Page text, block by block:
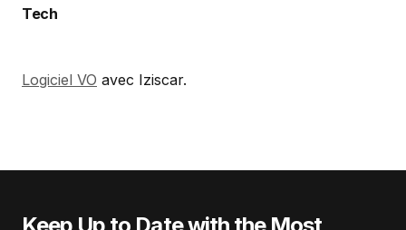
Tech
Logiciel VO avec Iziscar.